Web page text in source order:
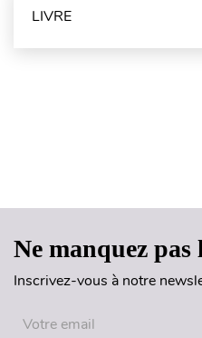
LIVRE
Ne manquez pas
Inscrivez-vous à notre